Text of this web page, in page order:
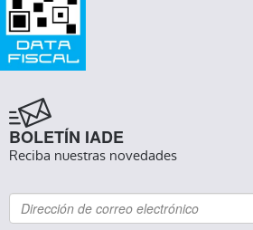
BOLETÍN IADE
Reciba nuestras novedades